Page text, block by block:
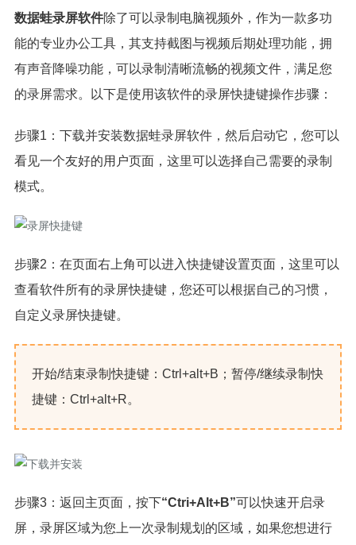
数据蛙录屏软件除了可以录制电脑视频外，作为一款多功
能的专业办公工具，其支持截图与视频后期处理功能，拥
有声音降噪功能，可以录制清晰流畅的视频文件，满足您
的录屏需求。以下是使用该软件的录屏快捷键操作步骤：
步骤1：下载并安装数据蛙录屏软件，然后启动它，您可以
看见一个友好的用户页面，这里可以选择自己需要的录制
模式。
步骤2：在页面右上角可以进入快捷键设置页面，这里可以
查看软件所有的录屏快捷键，您还可以根据自己的习惯，
自定义录屏快捷键。
开始/结束录制快捷键：Ctrl+alt+B；暂停/继续录制快
捷键：Ctrl+alt+R。
步骤3：返回主页面，按下“Ctri+Alt+B”可以快速开启录
屏，录屏区域为您上一次录制规划的区域，如果您想进行